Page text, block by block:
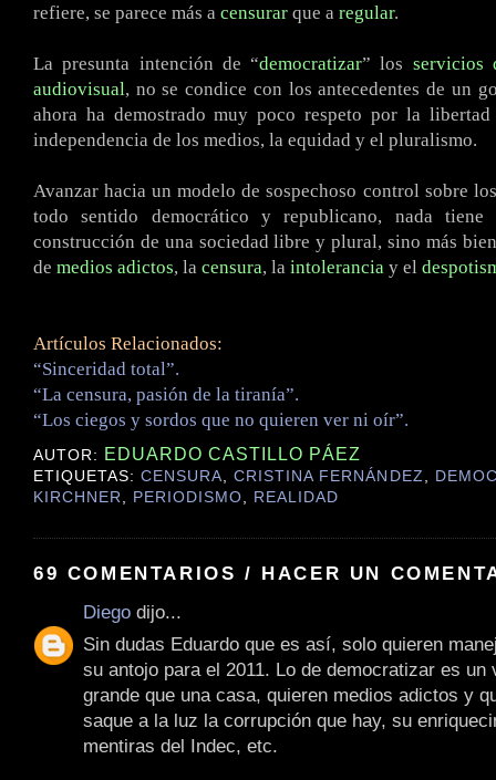
refiere, se parece más a censurar que a regular.
La presunta intención de “democratizar” los servicios
audiovisual, no se condice con los antecedentes de un
ahora ha demostrado muy poco respeto por la
independencia de los medios, la equidad y el pluralismo.
Avanzar hacia un modelo de sospechoso control sobre
todo sentido democrático y republicano, nada
construcción de una sociedad libre y plural, sino más
de medios adictos, la censura, la intolerancia y el
Artículos Relacionados:
“Sinceridad total”.
“La censura, pasión de la tiranía”.
“Los ciegos y sordos que no quieren ver ni oír”.
AUTOR: EDUARDO CASTILLO PÁEZ
ETIQUETAS:CENSURA,CRISTINA FERNÁNDEZ,
KIRCHNER, PERIODISMO, REALIDAD
69 COMENTARIOS / HACER UN
Diego dijo...
Sin dudas Eduardo que es así, solo quieren
su antojo para el 2011. Lo de democratizar es un
grande que una casa, quieren medios adictos y
saque a la luz la corrupción que hay, su
mentiras del Indec, etc.